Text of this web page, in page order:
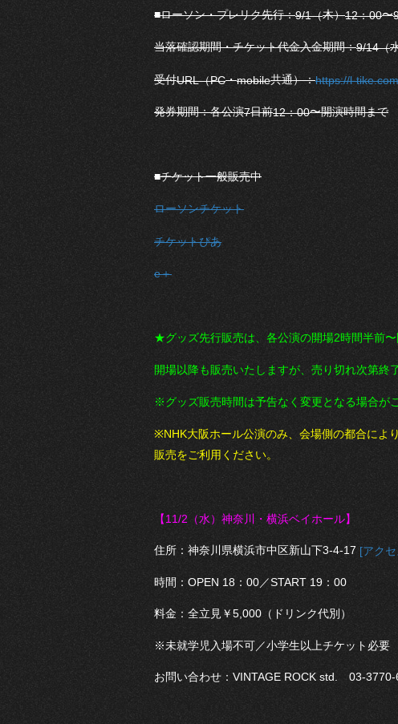
■ローソン・プレリク先行：9/1（木）12：00〜
当落確認期間・チケット代金入金期間：9/14（
受付URL（PC・mobile共通）：https://l-
発券期間：各公演7日前12：00〜開演時間まで
■チケット一般販売中
ローソンチケット
チケットぴあ
e＋
★グッズ先行販売は、各公演の開場2時間半前〜
開場以降も販売いたしますが、売り切れ次第終
※グッズ販売時間は予告なく変更となる場合が
※NHK大阪ホール公演のみ、会場側の都合によ
販売をご利用ください。
【11/2（水）神奈川・横浜ベイホール】
住所：神奈川県横浜市中区新山下3-4-17 [アク
時間：OPEN 18：00／START 19：00
料金：全立見￥5,000（ドリンク代別）
※未就学児入場不可／小学生以上チケット必要
お問い合わせ：VINTAGE ROCK std. 03-3770-